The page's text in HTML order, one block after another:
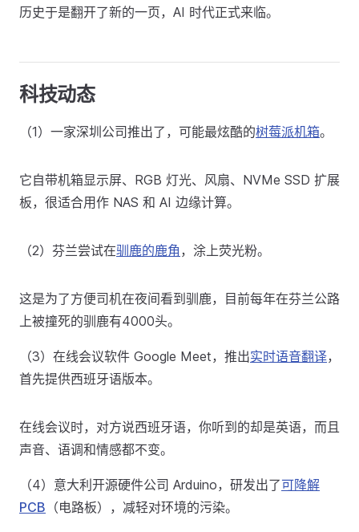
历史于是翻开了新的一页，AI 时代正式来临。
科技动态
（1）一家深圳公司推出了，可能最炫酷的树莓派机箱。
它自带机箱显示屏、RGB 灯光、风扇、NVMe SSD 扩展
板，很适合用作 NAS 和 AI 边缘计算。
（2）芬兰尝试在驯鹿的鹿角 ，涂上荧光粉。
这是为了方便司机在夜间看到驯鹿，目前每年在芬兰公路
上被撞死的驯鹿有4000头。
（3）在线会议软件 Google Meet，推出实时语音翻译，
首先提供西班牙语版本。
在线会议时，对方说西班牙语，你听到的却是英语，而且
声音、语调和情感‌都不变。
（4）意大利开源硬件公司 Arduino，研发出了可降解
PCB （电路板），减轻对环境的污染。